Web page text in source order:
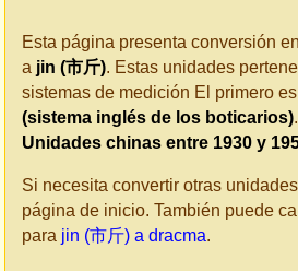
Esta página presenta conversión
a jin (市斤). Estas unidades
sistemas de medición El primero
(sistema inglés de los boticarios)
Unidades chinas entre 1930 y
Si necesita convertir otras
página de inicio. También puede
para jin (市斤) a dracma.